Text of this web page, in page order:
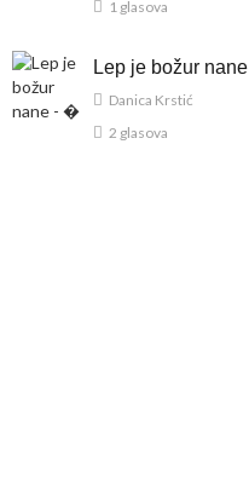
1 glasova
Lep je božur nane
Danica Krstić
2 glasova